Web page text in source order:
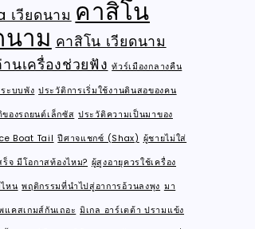
เวียดนาม คาสิโน
นาม คาสิโน เวียดนาม
นเครื่องช่วยฟัง ทัวร์เมืองกลางคืน
ะบบพัง ประวัติการเริ่มใช้งานดินสอของคน
องรถยนต์เล็กซัส ประวัติความเป็นมาของ
Boat Tail ปีศาจแชกซ์ (Shax) ผู้ชายไม่ใส่
ร็จ มีโอกาสท้องไหม? ผู้สูงอายุควรใช้เครื่อง
หน พฤติกรรมที่นำไปสู่อาการอ้วนลงพุง มา
แคสเกมส์กันเถอะ มิเกล อาร์เตต้า ปรามแข้ง